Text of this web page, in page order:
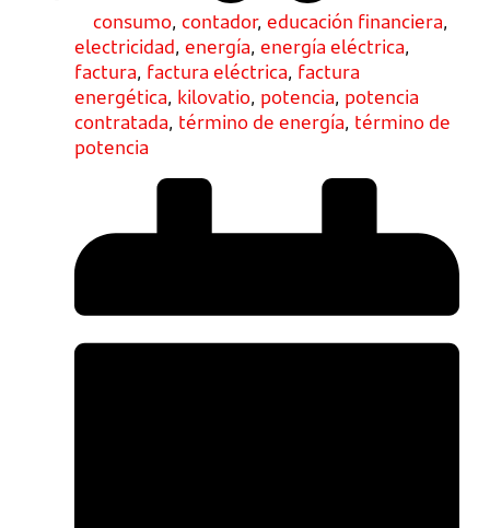
consumo, contador, educación financiera,
electricidad, energía, energía eléctrica,
factura, factura eléctrica, factura
energética, kilovatio, potencia, potencia
contratada, término de energía, término de
potencia